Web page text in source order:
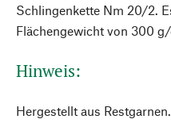
Schlingenkette Nm 20/2.
Flächengewicht von 300
Hinweis:
Hergestellt aus